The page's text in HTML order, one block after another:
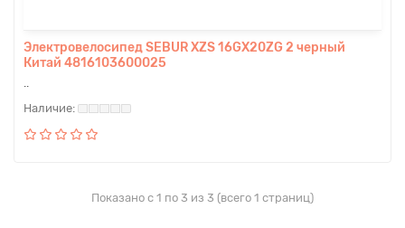
Электровелосипед SEBUR XZS 16GX20ZG 2 черный
Китай 4816103600025
..
Показано с 1 по 3 из 3 (всего 1 страниц)